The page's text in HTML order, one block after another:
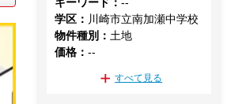
学区 ： 川崎市立南加瀬中学校
物件種別 ： 土地
価格 ：--
すべて見る